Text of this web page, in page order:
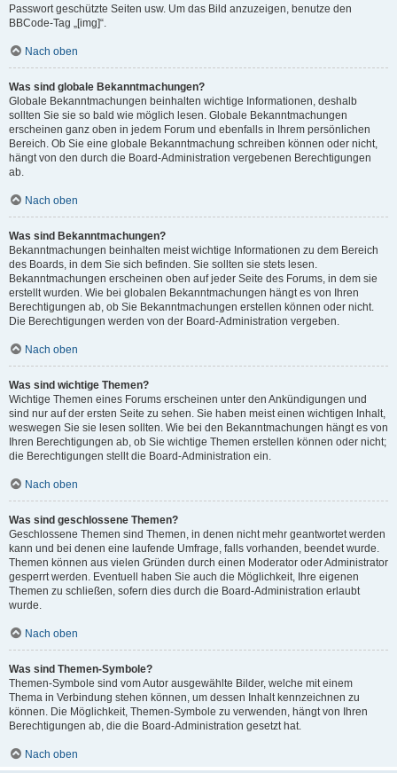
Passwort geschützte Seiten usw. Um das Bild anzuzeigen, benutze den
BBCode-Tag „[img]“.
Nach oben
Was sind globale Bekanntmachungen?
Globale Bekanntmachungen beinhalten wichtige Informationen, deshalb
sollten Sie sie so bald wie möglich lesen. Globale Bekanntmachungen
erscheinen ganz oben in jedem Forum und ebenfalls in Ihrem persönlichen
Bereich. Ob Sie eine globale Bekanntmachung schreiben können oder nicht,
hängt von den durch die Board-Administration vergebenen Berechtigungen
ab.
Nach oben
Was sind Bekanntmachungen?
Bekanntmachungen beinhalten meist wichtige Informationen zu dem Bereich
des Boards, in dem Sie sich befinden. Sie sollten sie stets lesen.
Bekanntmachungen erscheinen oben auf jeder Seite des Forums, in dem sie
erstellt wurden. Wie bei globalen Bekanntmachungen hängt es von Ihren
Berechtigungen ab, ob Sie Bekanntmachungen erstellen können oder nicht.
Die Berechtigungen werden von der Board-Administration vergeben.
Nach oben
Was sind wichtige Themen?
Wichtige Themen eines Forums erscheinen unter den Ankündigungen und
sind nur auf der ersten Seite zu sehen. Sie haben meist einen wichtigen Inhalt,
weswegen Sie sie lesen sollten. Wie bei den Bekanntmachungen hängt es von
Ihren Berechtigungen ab, ob Sie wichtige Themen erstellen können oder nicht;
die Berechtigungen stellt die Board-Administration ein.
Nach oben
Was sind geschlossene Themen?
Geschlossene Themen sind Themen, in denen nicht mehr geantwortet werden
kann und bei denen eine laufende Umfrage, falls vorhanden, beendet wurde.
Themen können aus vielen Gründen durch einen Moderator oder Administrator
gesperrt werden. Eventuell haben Sie auch die Möglichkeit, Ihre eigenen
Themen zu schließen, sofern dies durch die Board-Administration erlaubt
wurde.
Nach oben
Was sind Themen-Symbole?
Themen-Symbole sind vom Autor ausgewählte Bilder, welche mit einem
Thema in Verbindung stehen können, um dessen Inhalt kennzeichnen zu
können. Die Möglichkeit, Themen-Symbole zu verwenden, hängt von Ihren
Berechtigungen ab, die die Board-Administration gesetzt hat.
Nach oben